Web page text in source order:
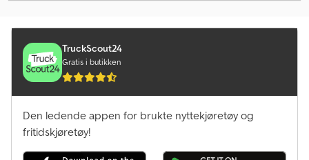
TruckScout24
Gratis i butikken
Den ledende appen for brukte nyttekjøretøy og
fritidskjøretøy!